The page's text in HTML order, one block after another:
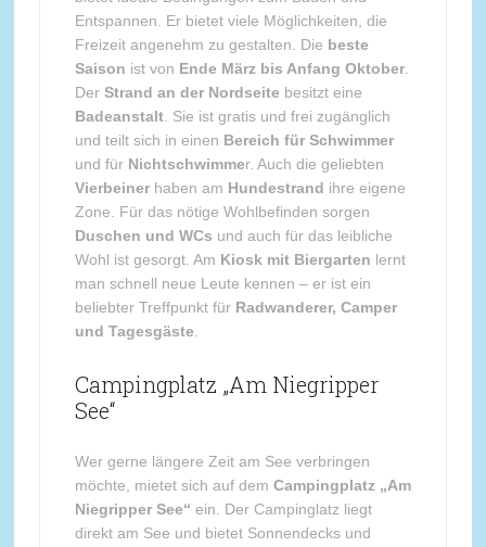
Entspannen. Er bietet viele Möglichkeiten, die
Freizeit angenehm zu gestalten. Die beste
Saison ist von Ende März bis Anfang Oktober.
Der Strand an der Nordseite besitzt eine
Badeanstalt. Sie ist gratis und frei zugänglich
und teilt sich in einen Bereich für Schwimmer
und für Nichtschwimmer. Auch die geliebten
Vierbeinerhaben am Hundestrand ihre eigene
Zone. Für das nötige Wohlbefinden sorgen
Duschen und WCs und auch für das leibliche
Wohl ist gesorgt. Am Kiosk mit Biergarten lernt
man schnell neue Leute kennen – er ist ein
beliebter Treffpunkt für Radwanderer, Camper
und Tagesgäste
Campingplatz „Am Niegripper
See“
Wer gerne längere Zeit am See verbringen
möchte, mietet sich auf dem Campingplatz „Am
Niegripper See“ ein. Der Campinglatz liegt
direkt am See und bietet Sonnendecks und